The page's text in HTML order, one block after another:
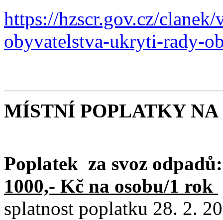
https://hzscr.gov.cz/
obyvatelstva-ukryti-rady-
MÍSTNÍ POPLATKY NA
Poplatek za svoz odpadů:
1000,- Kč na osobu/1 rok
splatnost poplatku 28. 2.